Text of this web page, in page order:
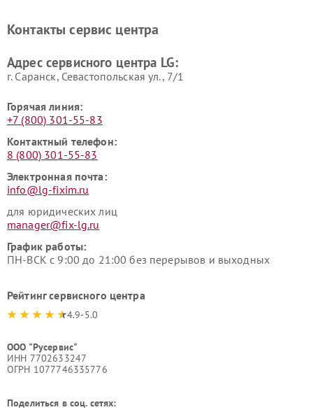
Ремонт морозильных камер
Ремонт вертикальных
Контакты сервис центра
Адрес сервисного центра LG:
г. Саранск, Севастопольская ул., 7/1
Горячая линия:
+7 (800) 301-55-83
Контактный телефон:
8 (800) 301-55-83
Электронная почта:
info@lg-fixim.ru
для юридических лиц
manager@fix-lg.ru
График работы:
ПН-ВСК с 9:00 до 21:00 без перерывов и выходных
Рейтинг сервисного центра
4.9-5.0
ООО "Русервис"
ИНН 7702633247
ОГРН 1077746335776
Поделиться в соц. сетях: